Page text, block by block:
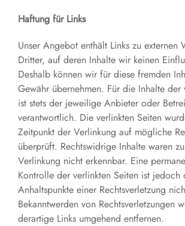
Haftung für Links
Unser Angebot enthält Links zu externen
Dritter, auf deren Inhalte wir keinen
Deshalb können wir für diese fremden
Gewähr übernehmen. Für die Inhalte der
ist stets der jeweilige Anbieter oder
verantwortlich. Die verlinkten Seiten
Zeitpunkt der Verlinkung auf mögliche
überprüft. Rechtswidrige Inhalte waren
Verlinkung nicht erkennbar. Eine
Kontrolle der verlinkten Seiten ist jedoch
Anhaltspunkte einer Rechtsverletzung
Bekanntwerden von Rechtsverletzungen
derartige Links umgehend entfernen.